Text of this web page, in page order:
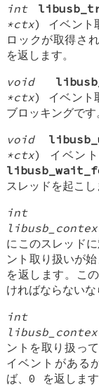
int
*ctx) イベント
ロックが取得さ
を返します。
void
*ctx) イベント
ブロッキングです
void
*ctx) イベント
スレッドを起こし
int
にこのスレッド
ント取り扱いが
を返します。こ
ければならない
int
ントを取り扱っ
イベントがある
ば、0 を返します